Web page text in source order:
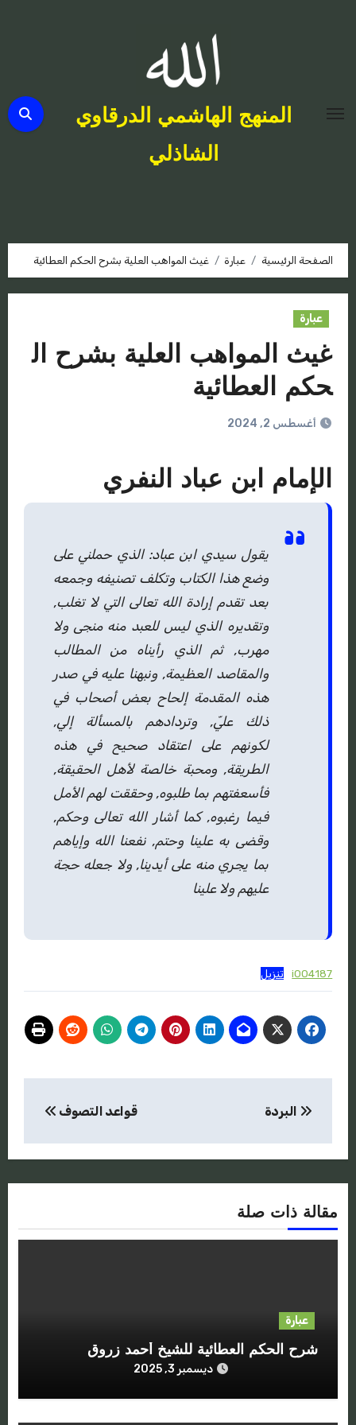
المنهج الهاشمي الدرقاوي
الشاذلي
الصفحة الرئيسية عبارة غيث المواهب العلية بشرح الحكم العطائية
عبارة
غيث المواهب العلية بشرح ال
حكم العطائية
أغسطس 2, 2024
الإمام ابن عباد النفري
يقول سيدي ابن عباد: الذي حملني على
وضع هذا الكتاب وتكلف تصنيفه وجمعه
بعد تقدم إرادة الله تعالى التي لا تغلب,
وتقديره الذي ليس للعبد منه منجى ولا
مهرب, ثم الذي رأيناه من المطالب
والمقاصد العظيمة, ونبهنا عليه في صدر
هذه المقدمة إلحاح بعض أصحاب في
ذلك عليّ, وتردادهم بالمسألة إلي,
لكونهم على اعتقاد صحيح في هذه
الطريقة, ومحبة خالصة لأهل الحقيقة,
فأسعفتهم بما طلبوه, وحققت لهم الأمل
فيما رغبوه, كما أشار الله تعالى وحكم,
وقضى به علينا وحتم, نفعنا الله وإياهم
بما يجري منه على أيدينا, ولا جعله حجة
عليهم ولا علينا
i004187 تنزيل
المقالات
البردة قواعد التصوف
مقالة ذات صلة
عبارة
شرح الحكم العطائية للشيخ أحمد زروق
ديسمبر 3, 2025